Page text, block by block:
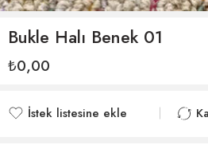
Bukle Halı Benek 01
₺0,00
İstek listesine ekle